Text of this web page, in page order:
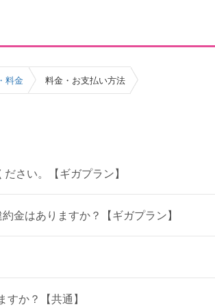
料金 料金・お支払い方法
さい。【ギガプラン】
金はありますか？【ギガプラン】
か？【共通】